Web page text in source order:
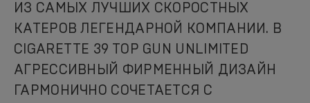
ИЗ САМЫХ ЛУЧШИХ СКОРОСТНЫХ
КАТЕРОВ ЛЕГЕНДАРНОЙ КОМПАНИИ. В
CIGARETTE 39 TOP GUN UNLIMITED
АГРЕССИВНЫЙ ФИРМЕННЫЙ ДИЗАЙН
ГАРМОНИЧНО СОЧЕТАЕТСЯ С